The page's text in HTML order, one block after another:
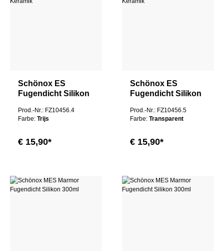
Schönox ES
Fugendicht Silikon
Keramik
Prod.-Nr.: FZ10456.4
Farbe: Trijs
€ 15,90*
Schönox ES
Fugendicht Silikon
Keramik
Prod.-Nr.: FZ10456.5
Farbe: Transparent
€ 15,90*